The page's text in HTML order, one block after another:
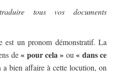
tous vos documents
est un pronom démonstratif. La
de« pour cela » ou« dans ce
bien affaire à cette locution, on